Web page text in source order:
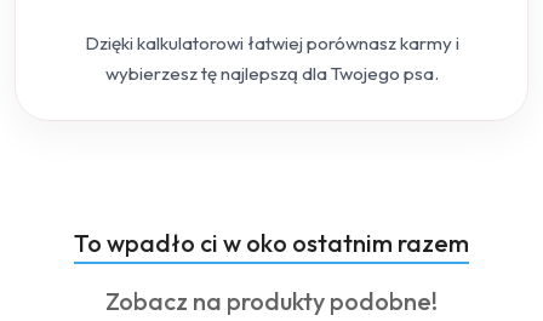
Dzięki kalkulatorowi łatwiej porównasz karmy i
wybierzesz tę najlepszą dla Twojego psa.
Pomiń karuzelę produktów
Produkty
o
statusie:
To wpadło ci w oko ostatnim razem
Produkty
Zobacz na produkty podobne!